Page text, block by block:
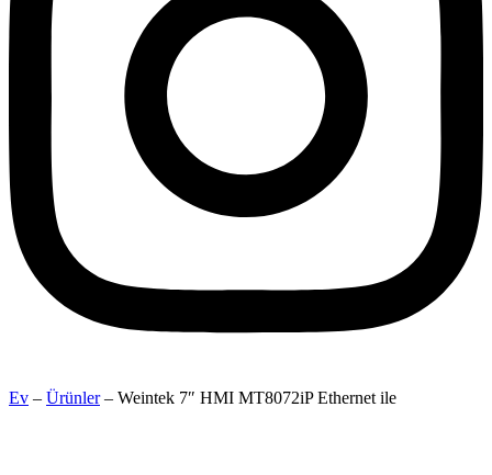
Ev – Ürünler– Weintek 7″ HMI MT8072iP Ethernet ile